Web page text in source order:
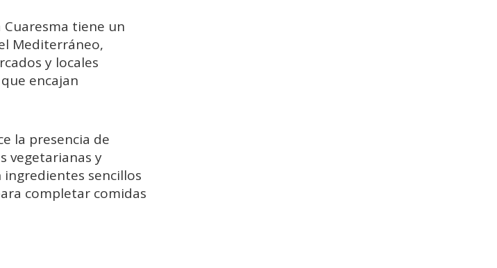
tiene un
Mediterráneo,
y locales
encajan
la presencia de
vegetarianas y
sencillos
completar comidas